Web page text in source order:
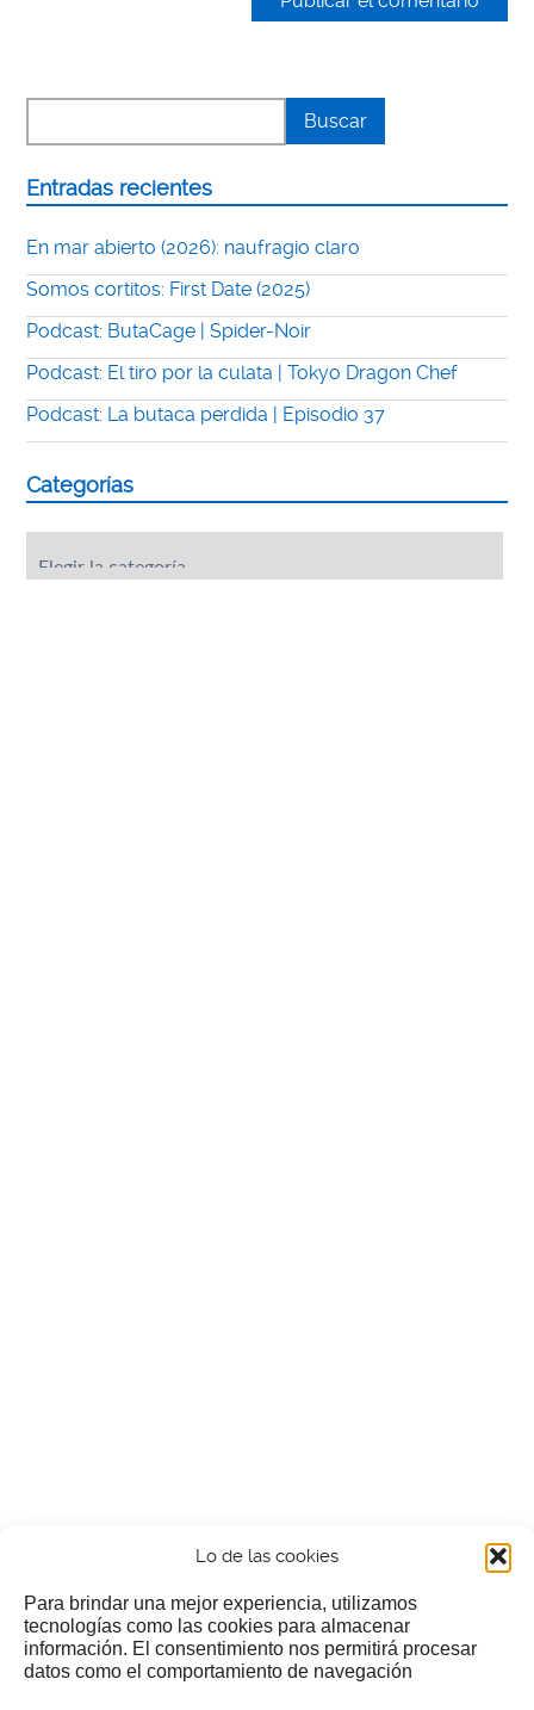
Lo de las cookies
Para brindar una mejor experiencia, utilizamos
tecnologías como las cookies para almacenar
información. El consentimiento nos permitirá procesar
datos como el comportamiento de navegación
Entradas recientes
En mar abierto (2026): naufragio claro
Somos cortitos: First Date (2025)
Podcast: ButaCage | Spider-Noir
Podcast: El tiro por la culata | Tokyo Dragon Chef
Podcast: La butaca perdida | Episodio 37
Categorías
¿Nos invitas a un cafecillo?